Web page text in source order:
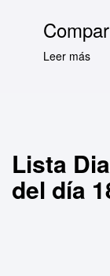
Leer más
Lista
del día